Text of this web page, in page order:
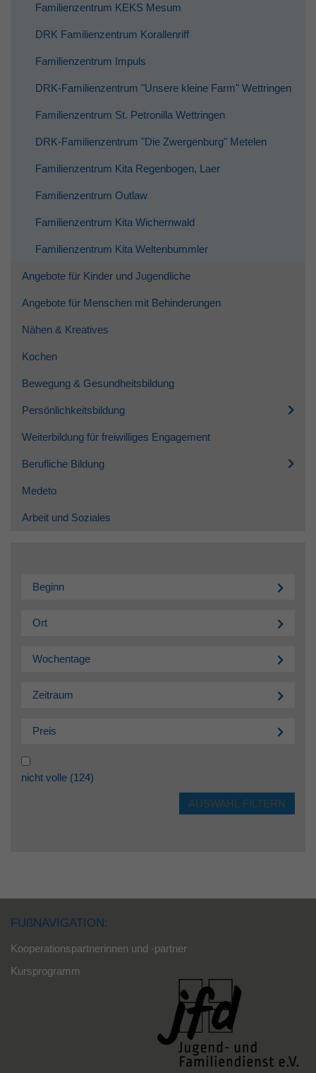
Familienzentrum KEKS Mesum
DRK Familienzentrum Korallenriff
Familienzentrum Impuls
DRK-Familienzentrum "Unsere kleine Farm" Wettringen
Familienzentrum St. Petronilla Wettringen
DRK-Familienzentrum "Die Zwergenburg" Metelen
Familienzentrum Kita Regenbogen, Laer
Familienzentrum Outlaw
Familienzentrum Kita Wichernwald
Familienzentrum Kita Weltenbummler
Angebote für Kinder und Jugendliche
Angebote für Menschen mit Behinderungen
Nähen & Kreatives
Kochen
Bewegung & Gesundheitsbildung
Persönlichkeitsbildung
Weiterbildung für freiwilliges Engagement
Berufliche Bildung
Medeto
Arbeit und Soziales
Beginn
Ort
Wochentage
Zeitraum
Preis
nicht volle (124)
FUßNAVIGATION:
Kooperationspartnerinnen und -partner
Kursprogramm